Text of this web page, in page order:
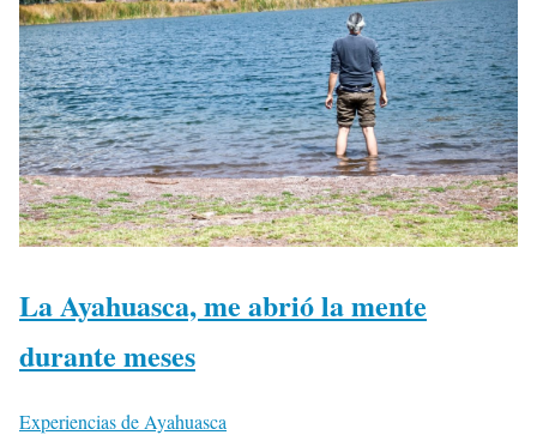
La Ayahuasca, me abrió la mente
durante meses
Experiencias de Ayahuasca